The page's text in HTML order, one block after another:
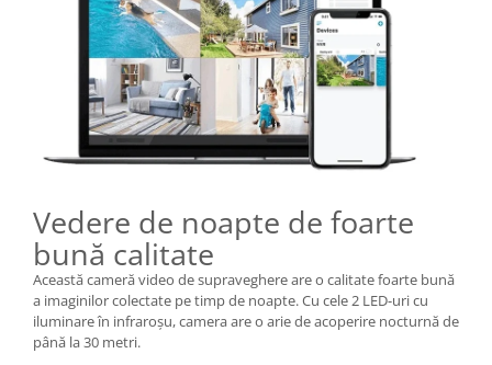
Vedere de noapte de foarte
bună calitate
Această cameră video de supraveghere are o calitate foarte bună
a imaginilor colectate pe timp de noapte. Cu cele 2 LED-uri cu
iluminare în infraroșu, camera are o arie de acoperire nocturnă de
până la 30 metri.